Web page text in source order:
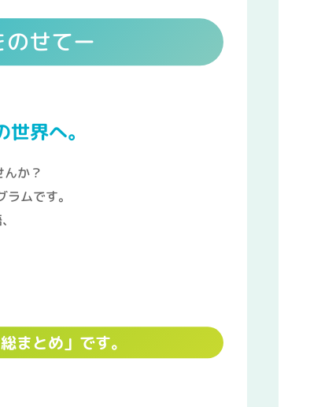
せてー
界へ。
か？
ムです。
まとめ」です。